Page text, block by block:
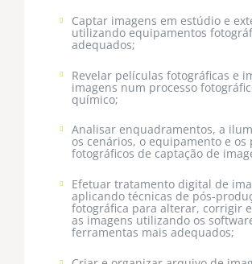
Captar imagens em estúdio e
utilizando equipamentos
adequados;
Revelar películas fotográficas e
imagens num processo
químico;
Analisar enquadramentos, a
os cenários, o equipamento e os
fotográficos de captação de
Efetuar tratamento digital de
aplicando técnicas de pós-
fotográfica para alterar, corrigir
as imagens utilizando os
ferramentas mais adequados;